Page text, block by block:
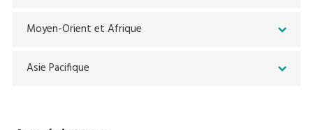
Moyen-Orient et Afrique
Asie Pacifique